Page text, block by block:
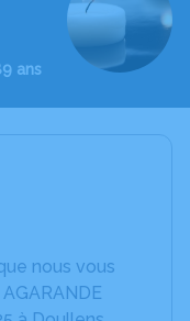
ans
nous vous